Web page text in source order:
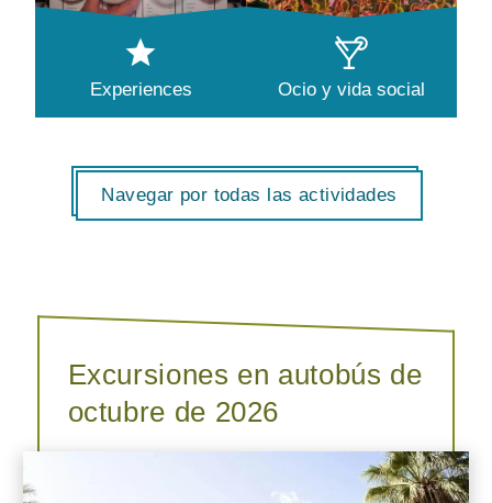
Experiences Ocio y vida social
Navegar por todas las actividades
Excursiones en autobús de
octubre de 2026